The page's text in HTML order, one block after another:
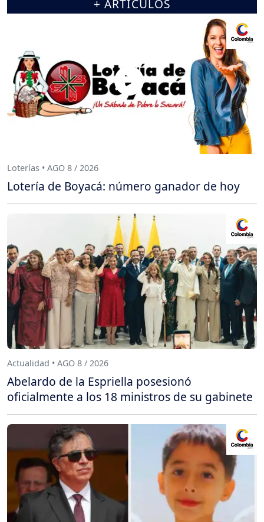
+ ARTÍCULOS
Loterías • AGO 8 / 2026
Lotería de Boyacá: número ganador de hoy
Actualidad • AGO 8 / 2026
Abelardo de la Espriella posesionó
oficialmente a los 18 ministros de su gabinete